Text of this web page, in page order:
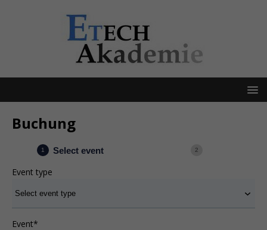
Buchung
1 Select event 2
Event type
Event*